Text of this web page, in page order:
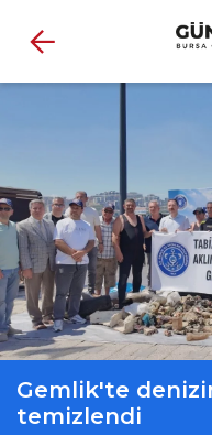
Gemlik'te
temizlendi